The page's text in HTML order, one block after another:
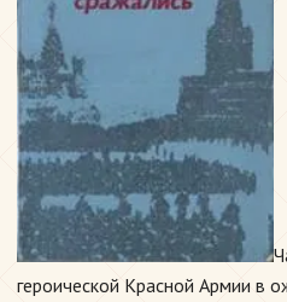
героической Красной Армии в